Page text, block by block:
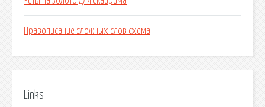
Правописание сложных слов схема
Links